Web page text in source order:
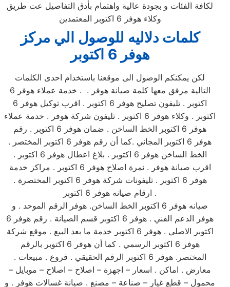
لكافة الفئات و بجودة عالية واهتمام بأدق التفاصيل عت طريق
وكلاء هوفر 6 اكتوبر المعتمدين
كلمات دلاليه للوصول الي مركز
هوفر 6 اكتوبر
لكن يمكنكم الوصول الى موقعنا باستخدام احدى الكلمات
التالية مرفق معها كلمة صيانة هوفر . . خدمة عملاء هوفر 6
اكتوبر . تليفون تصليح هوفر 6 اكتوبر . اقرب توكيل هوفر 6
اكتوبر . وكلاء هوفر 6 اكتوبر . تليفون شركة هوفر . خدمة عملاء
هوفر 6 اكتوبر الخط الساخن . ضمان هوفر 6 اكتوبر . رقم
هوفر 6 اكتوبر المجاني .كما أن رقم هوفر 6 اكتوبر المختصر .
الخط الساخن هوفر 6 اكتوبر . بلاغ اعطال هوفر 6 اكتوبر .
اقرب صيانة هوفر . نمرة اصلاح هوفر 6 اكتوبر . مراكز خدمة
هوفر 6 اكتوبر . تليفونات شركة هوفر 6 اكتوبر المختصرة .
ارقام صيانه هوفر 6 اكتوبر .
صيانه هوفر 6 اكتوبر الخط الساخن. هوفر الرقم الموحد . و
هوفر الدعم الفني . هوفر 6 اكتوبر قسم الصيانة . رقم هوفر 6
اكتوبر الاصلي . هوفر 6 اكتوبر خدمة ما بعد البيع . موقع شركة
هوفر 6 اكتوبر الرسمي . كما أن هوفر 6 اكتوبر بالرقم
المختصر. هوفر 6 اكتوبر الرقم الحقيقي . فروع . مبيعات .
معارض . اماكن . اسعار – اجهزة – اصلاح – اصلاح – موبايل –
محمول – قطع غيار – صناعة – مصنع . صيانة غسالات هوفر . و